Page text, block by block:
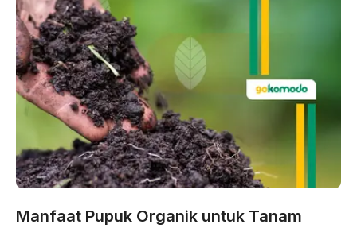
Manfaat Pupuk Organik untuk Tanam